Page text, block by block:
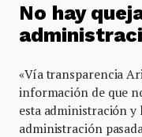
No hay
«Vía transparencia
información de que
esta administración y
administración